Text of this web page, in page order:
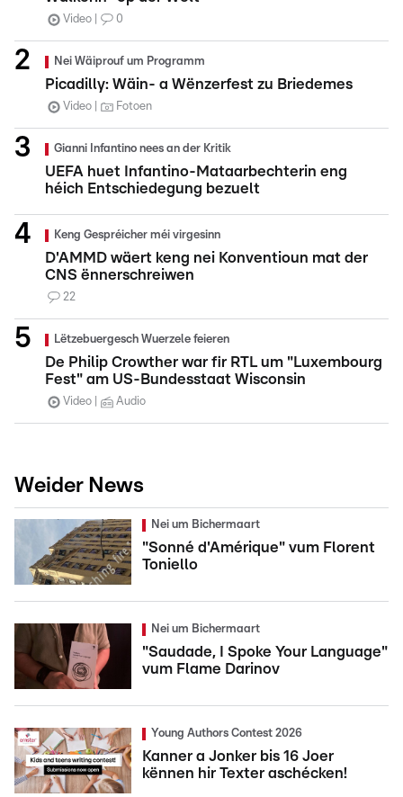
Video 0
Nei Wäiprouf um Programm
Picadilly: Wäin- a Wënzerfest zu Briedemes
Video Fotoen
Gianni Infantino nees an der Kritik
UEFA huet Infantino-Mataarbechterin eng
héich Entschiedegung bezuelt
Keng Gespréicher méi virgesinn
D'AMMD wäert keng nei Konventioun mat der
CNS ënnerschreiwen
22
Lëtzebuergesch Wuerzele feieren
De Philip Crowther war fir RTL um "Luxembourg
Fest" am US-Bundesstaat Wisconsin
Video Audio
Weider News
Nei um Bichermaart
"Sonné d'Amérique" vum Florent
Toniello
Nei um Bichermaart
"Saudade, I Spoke Your Language"
vum Flame Darinov
Young Authors Contest 2026
Kanner a Jonker bis 16 Joer
kënnen hir Texter aschécken!